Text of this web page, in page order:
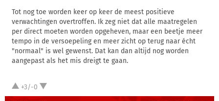
Tot nog toe worden keer op keer de meest positieve
verwachtingen overtroffen. Ik zeg niet dat alle maatregelen
per direct moeten worden opgeheven, maar een beetje meer
tempo in de versoepeling en meer zicht op terug naar écht
"normaal" is wel gewenst. Dat kan dan altijd nog worden
aangepast als het mis dreigt te gaan.
+3/-0